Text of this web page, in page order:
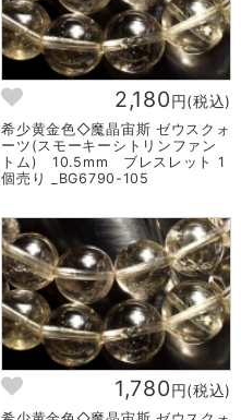
2,180円(税込)
希少黄金色◇魔晶宙斯 ゼウスクォ
ーツ(スモーキーシトリンファン
トム) 10.5mm ブレスレット 1
個売り _BG6790-105
1,780円(税込)